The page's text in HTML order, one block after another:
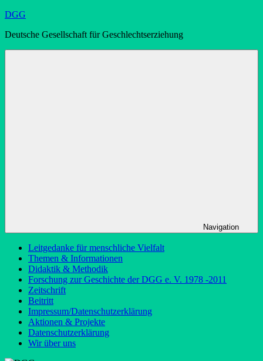
Zum
springen
DGG
Deutsche Gesellschaft für Geschlechtserziehung
Navigation
Leitgedanke für menschliche Vielfalt
Themen & Informationen
Didaktik & Methodik
Forschung zur Geschichte der DGG e. V. 1978 -2011
Zeitschrift
Beitritt
Impressum/Datenschutzerklärung
Aktionen & Projekte
Datenschutzerklärung
Wir über uns